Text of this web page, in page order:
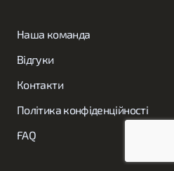
Наша команда
Відгуки
Контакти
Політика конфіденційності
FAQ